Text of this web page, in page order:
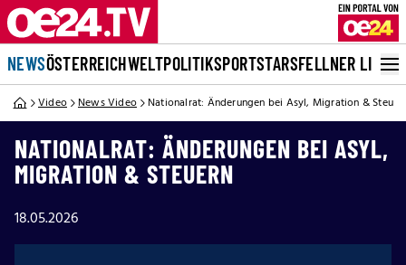
NEWSÖSTERREICHWELTPOLITIKSPORTSTARSFELLNER LIVE
Video News Video Nationalrat: Änderungen bei Asyl, Migration &
NATIONALRAT: ÄNDERUNGEN BEI ASYL,
MIGRATION & STEUERN
18.05.2026